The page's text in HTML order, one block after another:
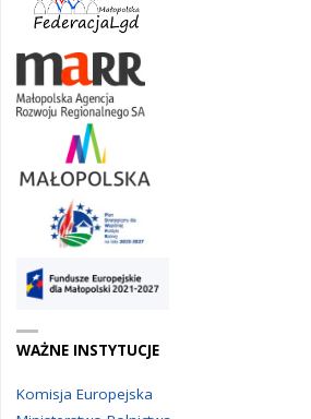
WAŻNE INSTYTUCJE
Komisja Europejska